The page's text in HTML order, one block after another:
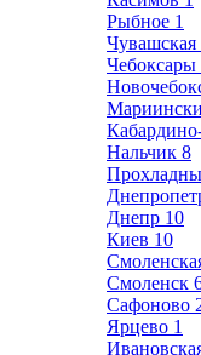
Рыбное 1
Чебоксары
Нальчик 8
Днепр 10
Киев 10
Смоленск
Сафоново
Ярцево 1